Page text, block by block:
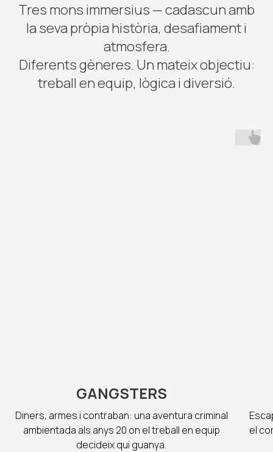
Tres mons immersius — cadascun amb
la seva pròpia història, desafiament i
atmosfera.
Diferents gèneres. Un mateix objectiu:
treball en equip, lògica i diversió.
GANGSTERS
Diners, armes i contraban: una aventura criminal
ambientada als anys 20 on el treball en equip
decideix qui guanya.
el